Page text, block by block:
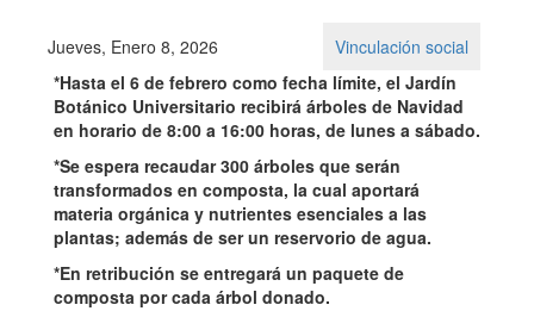
Jueves, Enero 8, 2026
Vinculación social
*Hasta el 6 de febrero como fecha límite, el Jardín
Botánico Universitario recibirá árboles de Navidad
en horario de 8:00 a 16:00 horas, de lunes a sábado.
*Se espera recaudar 300 árboles que serán
transformados en composta, la cual aportará
materia orgánica y nutrientes esenciales a las
plantas; además de ser un reservorio de agua.
*En retribución se entregará un paquete de
composta por cada árbol donado.